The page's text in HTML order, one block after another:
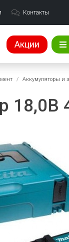
Контакты
Акции
Аккумуляторы и
18,0В